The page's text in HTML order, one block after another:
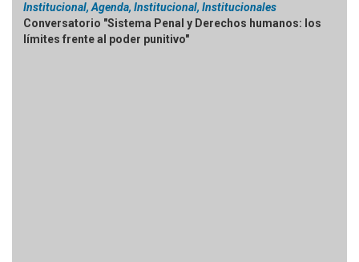
Institucional, Agenda, Institucional, Institucionales
Conversatorio "Sistema Penal y Derechos humanos: los
límites frente al poder punitivo"